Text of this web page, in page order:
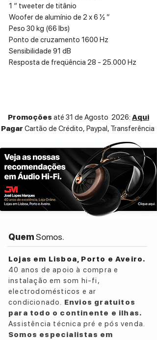
1 ″ tweeter de titânio
Woofer de alumínio de 2 x 6 ½ ”
Peso 30 kg (66 lbs)
Ponto de cruzamento 1600 Hz
Sensibilidade 91 dB
Resposta de freqüência 28 - 25.000 Hz
Promoções até 31 de Agosto 2026: Aqui
Pagar Cartão de Crédito, Paypal, Transferência
QuemSomos.
Lojas em Lisboa, Porto e Aveiro.
40 anos de apoio à compra e
instalação em som hi-fi,
electrodomésticos e ar
condicionado. Envios gratuitos
para todo o continente e ilhas.
Assistência técnica pré e pós venda.
Somos especialistas em